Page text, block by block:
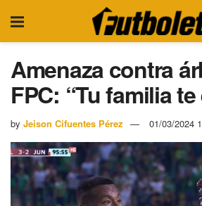
Amenaza contra
FPC: “Tu familia
by Jeison Cifuentes Pérez 01/03/2024